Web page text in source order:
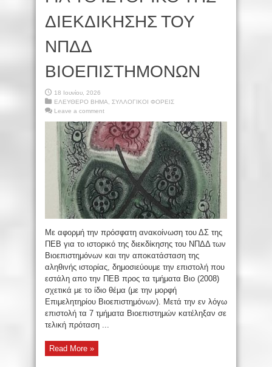
ΔΙΕΚΔΙΚΗΣΗΣ ΤΟΥ
ΝΠΔΔ
ΒΙΟΕΠΙΣΤΗΜΟΝΩΝ
18 Ιουνίου, 2026
ΕΛΕΥΘΕΡΟ ΒΗΜΑ
ΣΥΛΛΟΓΙΚΟΙ ΦΟΡΕΙΣ
Leave a comment
Με αφορμή την πρόσφατη ανακοίνωση του ΔΣ της
ΠΕΒ για το ιστορικό της διεκδίκησης του ΝΠΔΔ των
Βιοεπιστημόνων και την αποκατάσταση της
αληθινής ιστορίας, δημοσιεύουμε την επιστολή που
εστάλη απο την ΠΕΒ προς τα τμήματα Βιο (2008)
σχετικά με το ίδιο θέμα (με την μορφή
Επιμελητηρίου Βιοεπιστημόνων). Μετά την εν λόγω
επιστολή τα 7 τμήματα Βιοεπιστημών κατέληξαν σε
τελική πρόταση ...
Read More »